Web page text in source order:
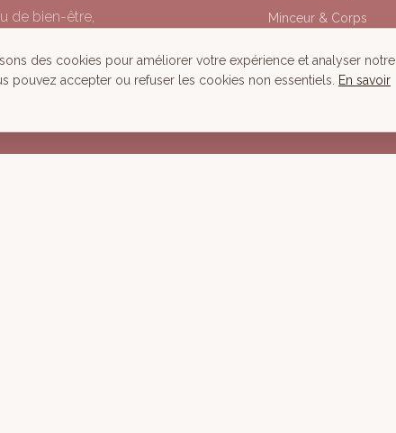
de bien-être,
Minceur & Corps
Tous nos Soins
des cookies pour améliorer votre expérience et analyser notre
pouvez accepter ou refuser les cookies non essentiels.
En savoir